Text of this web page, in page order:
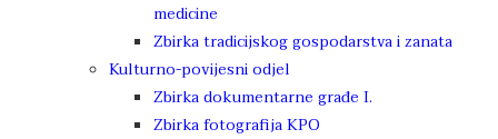
medicine
Zbirka tradicijskog gospodarstva i zanata
Kulturno-povijesni odjel
Zbirka dokumentarne građe I.
Zbirka fotografija KPO